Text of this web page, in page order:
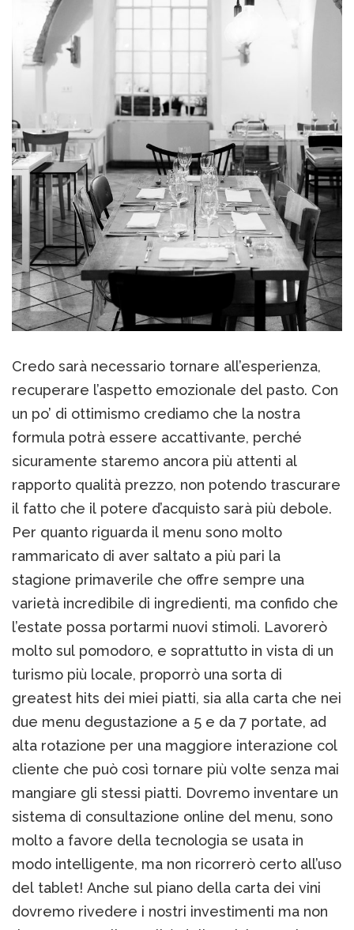
Credo sarà necessario tornare all’esperienza,
recuperare l’aspetto emozionale del pasto. Con
un po’ di ottimismo crediamo che la nostra
formula potrà essere accattivante, perché
sicuramente staremo ancora più attenti al
rapporto qualità prezzo, non potendo trascurare
il fatto che il potere d’acquisto sarà più debole.
Per quanto riguarda il menu sono molto
rammaricato di aver saltato a più pari la
stagione primaverile che offre sempre una
varietà incredibile di ingredienti, ma confido che
l’estate possa portarmi nuovi stimoli. Lavorerò
molto sul pomodoro, e soprattutto in vista di un
turismo più locale, proporrò una sorta di
greatest hits dei miei piatti, sia alla carta che nei
due menu degustazione a 5 e da 7 portate, ad
alta rotazione per una maggiore interazione col
cliente che può così tornare più volte senza mai
mangiare gli stessi piatti. Dovremo inventare un
sistema di consultazione online del menu, sono
molto a favore della tecnologia se usata in
modo intelligente, ma non ricorrerò certo all’uso
del tablet! Anche sul piano della carta dei vini
dovremo rivedere i nostri investimenti ma non